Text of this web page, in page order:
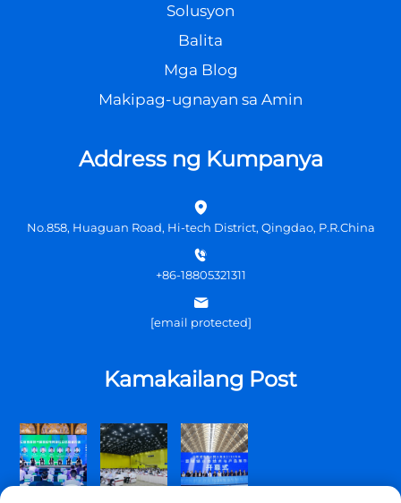
Solusyon
Balita
Mga Blog
Makipag-ugnayan sa Amin
Address ng Kumpanya
No.858, Huaguan Road, Hi-tech District, Qingdao, P.R.China
+86-18805321311
[email protected]
Kamakailang Post